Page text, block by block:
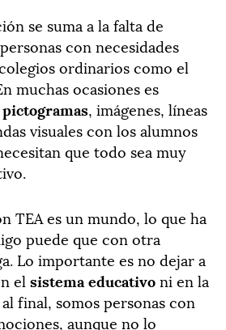
se suma a la falta de
con necesidades
ordinarios como el
muchas ocasiones es
pictogramas, imágenes, líneas
visuales con los alumnos
que todo sea muy
TEA es un mundo, lo que ha
puede que con otra
Lo importante es no dejar a
el sistema educativoni en la
final, somos personas con
aunque no lo